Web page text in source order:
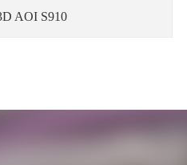
AOI S910